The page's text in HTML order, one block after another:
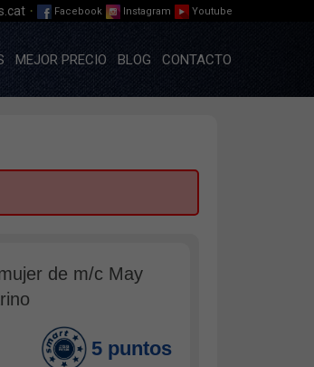
· Facebook Instagram Youtube
MEJOR PRECIO BLOG CONTACTO
de m/c May
5 puntos